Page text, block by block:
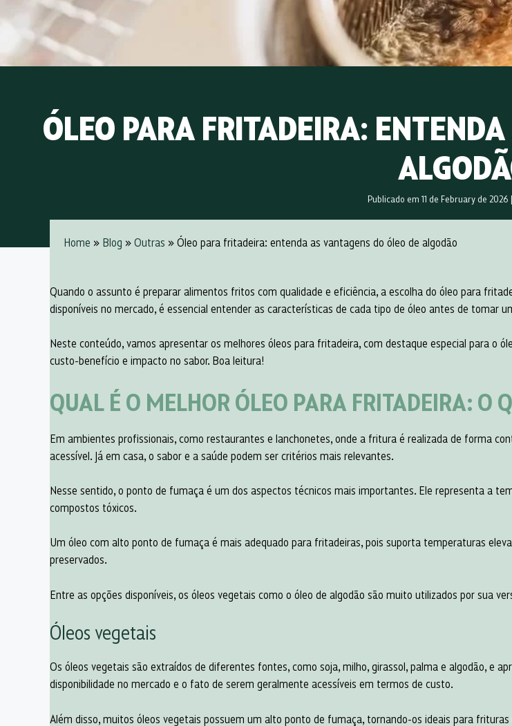
ÓLEO PARA FRITADEIRA:
Publicado em 11 de February de 2026 |
Home » Blog » Outras » Óleo para fritadeira: entenda as vantagens do óleo de algodão
Quando o assunto é preparar alimentos fritos com qualidade e eficiência, a escolha do óleo para
disponíveis no mercado, é essencial entender as características de cada tipo de óleo antes de tomar
Neste conteúdo, vamos apresentar os melhores óleos para fritadeira, com destaque especial para o
custo-benefício e impacto no sabor. Boa leitura!
QUAL É O MELHOR ÓLEO PARA FRITADEIRA: O
Em ambientes profissionais, como restaurantes e lanchonetes, onde a fritura é realizada de forma
acessível. Já em casa, o sabor e a saúde podem ser critérios mais relevantes.
Nesse sentido, o ponto de fumaça é um dos aspectos técnicos mais importantes. Ele representa a
compostos tóxicos.
Um óleo com alto ponto de fumaça é mais adequado para fritadeiras, pois suporta temperaturas
preservados.
Entre as opções disponíveis, os óleos vegetais como o óleo de algodão são muito utilizados por sua
Óleos vegetais
Os óleos vegetais são extraídos de diferentes fontes, como soja, milho, girassol, palma e algodão, e
disponibilidade no mercado e o fato de serem geralmente acessíveis em termos de custo.
Além disso, muitos óleos vegetais possuem um alto ponto de fumaça, tornando-os ideais para